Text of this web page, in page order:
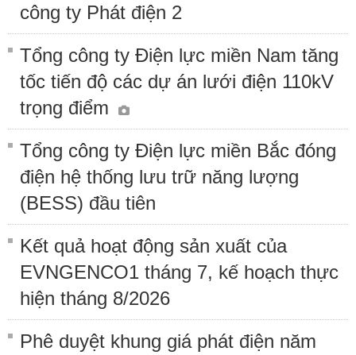
công ty Phát điện 2
Tổng công ty Điện lực miền Nam tăng
tốc tiến độ các dự án lưới điện 110kV
trọng điểm
Tổng công ty Điện lực miền Bắc đóng
điện hệ thống lưu trữ năng lượng
(BESS) đầu tiên
Kết quả hoạt động sản xuất của
EVNGENCO1 tháng 7, kế hoạch thực
hiện tháng 8/2026
Phê duyệt khung giá phát điện năm